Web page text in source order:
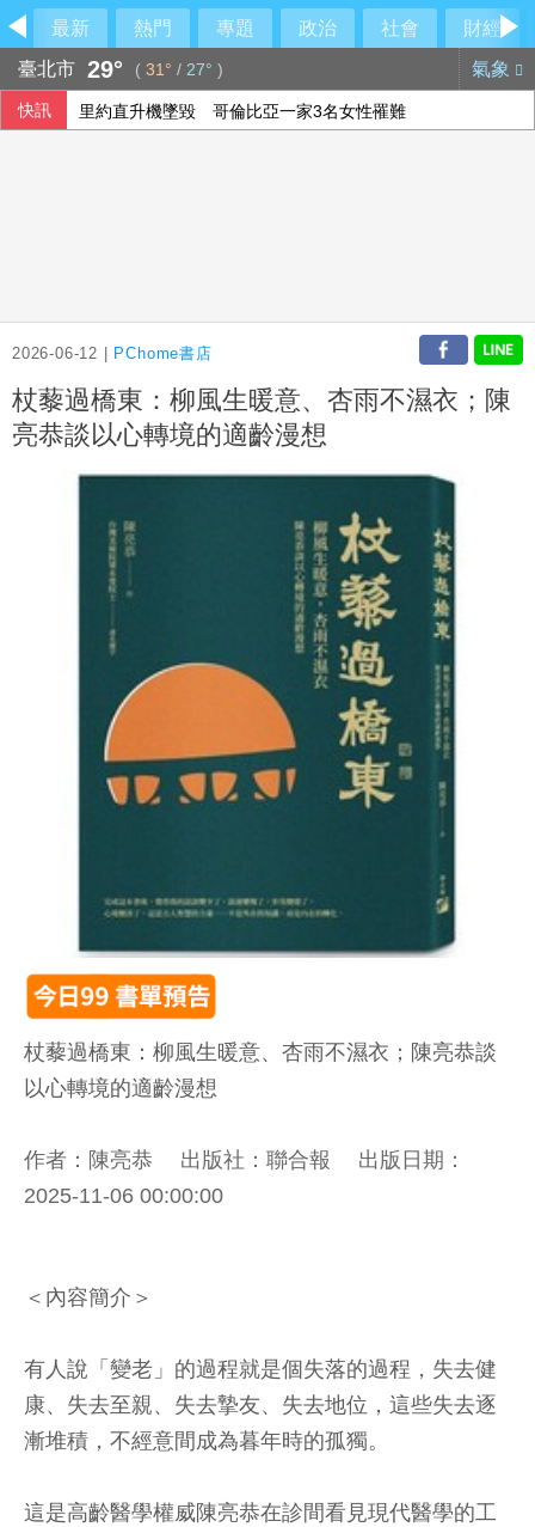
最新 熱門 專題 政治 社會
財經
臺北市 29° ( 31° / 27° ) 氣象
快訊 里約直升機墜毀 哥倫比亞一家3名女性罹難
2026-06-12 | PChome書店
杖藜過橋東：柳風生暖意、杏雨不濕衣；陳
亮恭談以心轉境的適齡漫想
杖藜過橋東：柳風生暖意、杏雨不濕衣；陳亮恭談
以心轉境的適齡漫想
作者：陳亮恭 出版社：聯合報 出版日期：
2025-11-06 00:00:00
＜內容簡介＞
有人說「變老」的過程就是個失落的過程，失去健
康、失去至親、失去摯友、失去地位，這些失去逐
漸堆積，不經意間成為暮年時的孤獨。
這是高齡醫學權威陳亮恭在診間看見現代醫學的工